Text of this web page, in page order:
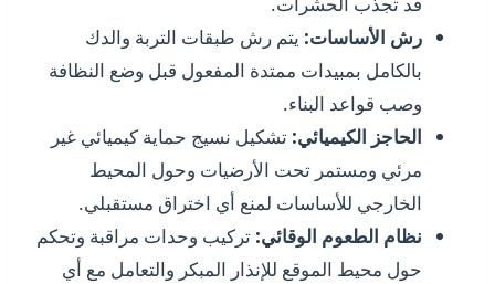
رش الأساسات: يتم رش طبقات التربة والدك
بالكامل بمبيدات ممتدة المفعول قبل وضع النظافة
وصب قواعد البناء.
الحاجز الكيميائي: تشكيل نسيج حماية كيميائي غير
مرئي ومستمر تحت الأرضيات وحول المحيط
الخارجي للأساسات لمنع أي اختراق مستقبلي.
نظام الطعوم الوقائي: تركيب وحدات مراقبة وتحكم
حول محيط الموقع للإنذار المبكر والتعامل مع أي